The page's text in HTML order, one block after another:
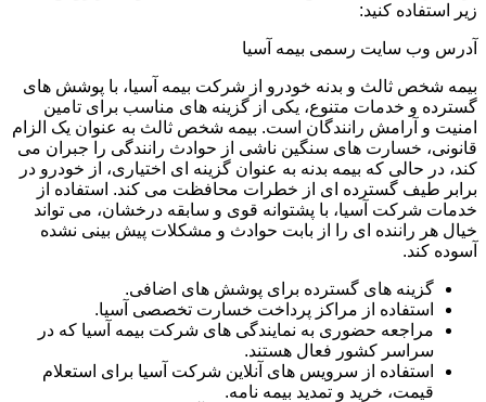
زیر استفاده کنید:
آدرس وب سایت رسمی بیمه آسیا
بیمه شخص ثالث و بدنه خودرو از شرکت بیمه آسیا، با پوشش های
گسترده و خدمات متنوع، یکی از گزینه های مناسب برای تامین
امنیت و آرامش رانندگان است. بیمه شخص ثالث به عنوان یک الزام
قانونی، خسارت های سنگین ناشی از حوادث رانندگی را جبران می
کند، در حالی که بیمه بدنه به عنوان گزینه ای اختیاری، از خودرو در
برابر طیف گسترده ای از خطرات محافظت می کند. استفاده از
خدمات شرکت آسیا، با پشتوانه قوی و سابقه درخشان، می تواند
خیال هر راننده ای را از بابت حوادث و مشکلات پیش بینی نشده
آسوده کند.
گزینه های گسترده برای پوشش های اضافی.
استفاده از مراکز پرداخت خسارت تخصصی آسیا.
مراجعه حضوری به نمایندگی های شرکت بیمه آسیا که در
سراسر کشور فعال هستند.
استفاده از سرویس های آنلاین شرکت آسیا برای استعلام
قیمت، خرید و تمدید بیمه نامه.